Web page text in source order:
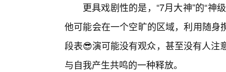
更具戏剧性的是，“7月大神”的“神
他可能会在一个空旷的区域，利用随
段表😎演可能没有观众，甚至没有人注
与自我产生共鸣的一种释放。